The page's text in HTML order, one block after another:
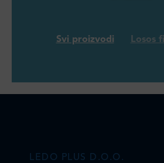
Svi proizvodi Losos
LEDO PLUS D.O.O.